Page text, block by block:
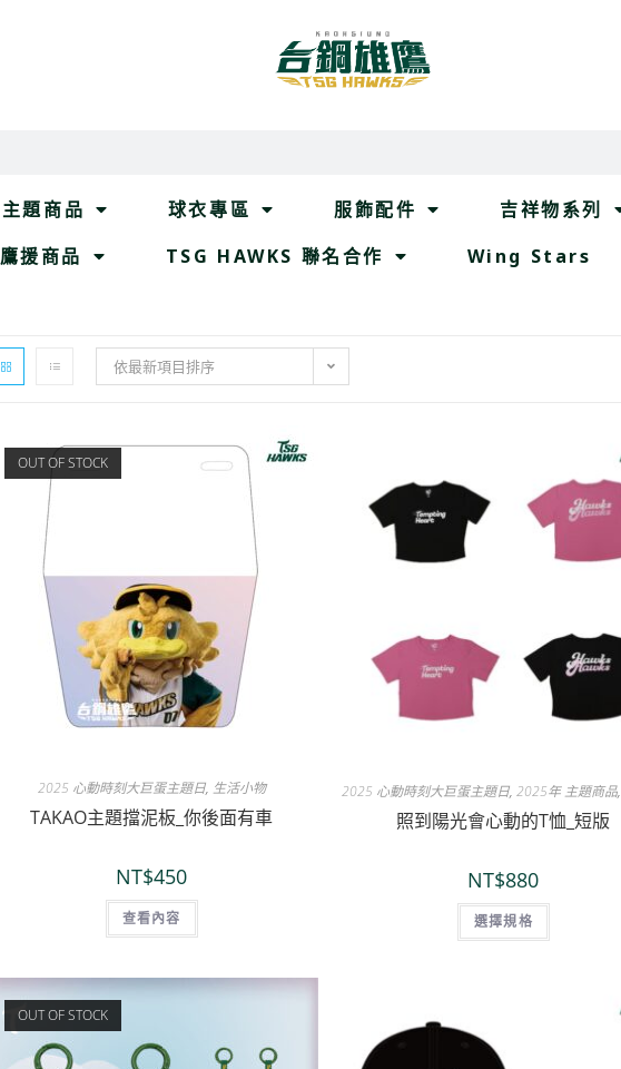
主題商品 球衣專區 服飾配件 吉祥物系列
鷹援商品 TSG HAWKS 聯名合作 Wing Stars
依最新項目排序
OUT OF STOCK
2025 心動時刻大巨蛋主題日, 生活小物
TAKAO主題擋泥板_你後面有車
NT$450
查看內容
2025 心動時刻大巨蛋主題日,2025年 主題商品,
照到陽光會心動的T恤_短版
NT$880
選擇規格
OUT OF STOCK